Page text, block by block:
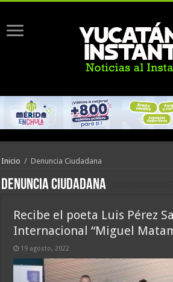
Inicio / Denuncia Ciudadana
Denuncia Ciudadana
Recibe el poeta Luis Pérez
Internacional “Miguel
19 agosto, 2022